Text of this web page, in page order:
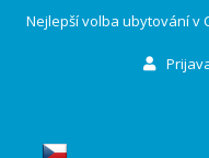
Nejlepší volba ubytování v